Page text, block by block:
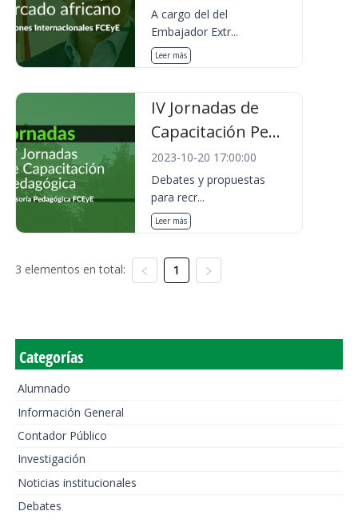
A cargo del del
Embajador Extr...
Leer más
IV Jornadas de
Capacitación Pe...
2023-10-20 17:00:00
Debates y propuestas
para recr...
Leer más
3 elementos en total: 1
Categorías
Alumnado
Información General
Contador Público
Investigación
Noticias institucionales
Debates